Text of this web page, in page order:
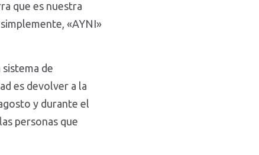
que es nuestra
«AYNI»
de
es devolver a la
y durante el
personas que